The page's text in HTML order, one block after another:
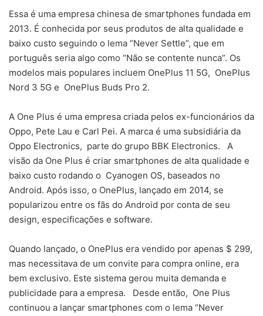
Essa é uma empresa chinesa de smartphones fundada em
2013. É conhecida por seus produtos de alta qualidade e
baixo custo seguindo o lema “Never Settle”, que em
português seria algo como “Não se contente nunca”. Os
modelos mais populares incluem OnePlus 11 5G, OnePlus
Nord 3 5G e OnePlus Buds Pro 2.
A One Plus é uma empresa criada pelos ex-funcionários da
Oppo, Pete Lau e Carl Pei. A marca é uma subsidiária da
Oppo Electronics, parte do grupo BBK Electronics. A
visão da One Plus é criar smartphones de alta qualidade e
baixo custo rodando o Cyanogen OS, baseados no
Android. Após isso, o OnePlus, lançado em 2014, se
popularizou entre os fãs do Android por conta de seu
design, especificações e software.
Quando lançado, o OnePlus era vendido por apenas $ 299,
mas necessitava de um convite para compra online, era
bem exclusivo. Este sistema gerou muita demanda e
publicidade para a empresa. Desde então, One Plus
continuou a lançar smartphones com o lema “Never